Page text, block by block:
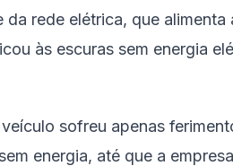
rede elétrica, que alimenta
às escuras sem energia
sofreu apenas
energia, até que a